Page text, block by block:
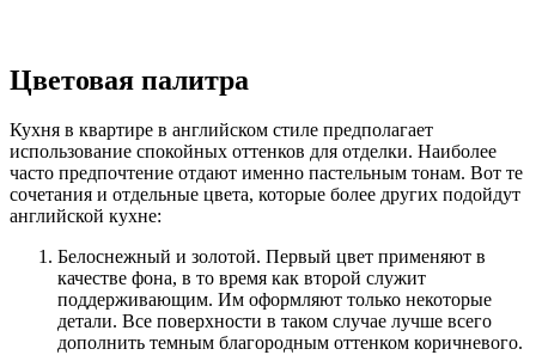
Цветовая палитра
Кухня в квартире в английском стиле предполагает
использование спокойных оттенков для отделки. Наиболее
часто предпочтение отдают именно пастельным тонам. Вот те
сочетания и отдельные цвета, которые более других подойдут
английской кухне:
Белоснежный и золотой. Первый цвет применяют в
качестве фона, в то время как второй служит
поддерживающим. Им оформляют только некоторые
детали. Все поверхности в таком случае лучше всего
дополнить темным благородным оттенком коричневого.